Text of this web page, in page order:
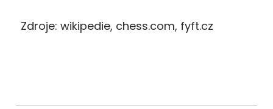
Zdroje: wikipedie, chess.com, fyft.cz